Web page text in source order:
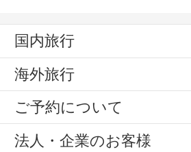
国内旅行
海外旅行
ご予約について
法人・企業のお客様